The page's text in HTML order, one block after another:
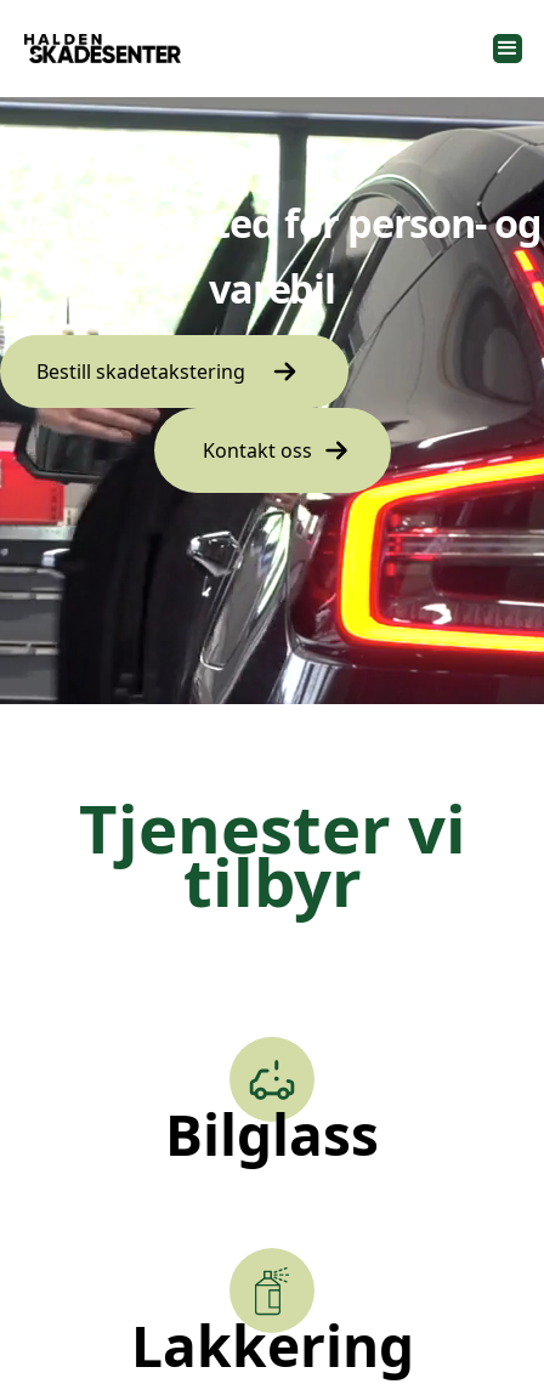
Skadeverksted for person- og
varebil
Bestill skadetakstering
Kontakt oss
Tjenester vi
tilbyr
Bilglass
Lakkering